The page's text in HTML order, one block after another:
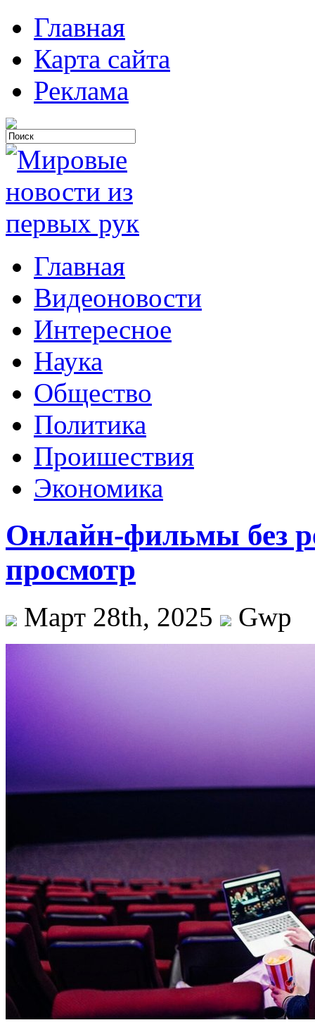
Главная
Карта сайта
Реклама
Главная
Видеоновости
Интересное
Наука
Общество
Политика
Проишествия
Экономика
Онлайн-фильмы без
просмотр
Март 28th, 2025 Gwp